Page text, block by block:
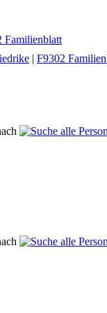
Familienblatt
| F9302